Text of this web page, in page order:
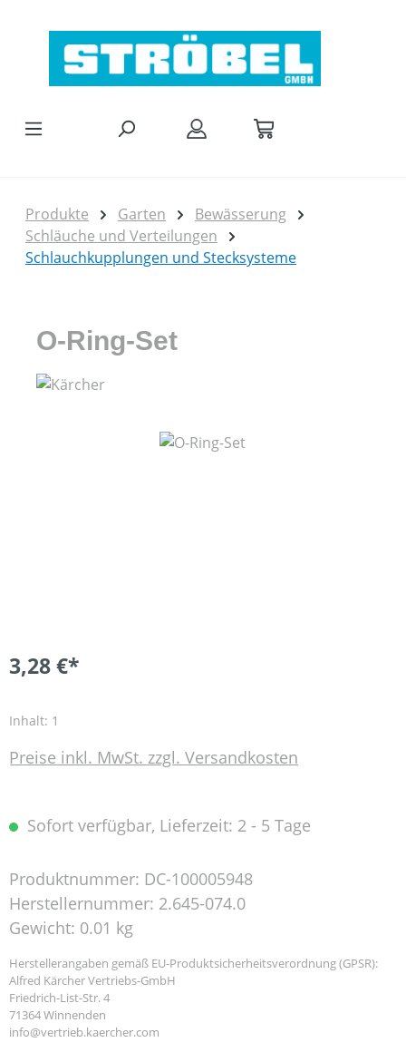
Produkte Garten
Bewässerung
Schläuche und Verteilungen
Schlauchkupplungen und Stecksysteme
O-Ring-Set
Bildergalerie überspringen
3,28 €*
Inhalt: 1
Preise inkl. MwSt. zzgl. Versandkosten
Sofort verfügbar, Lieferzeit: 2 - 5 Tage
Produktnummer: DC-100005948
Herstellernummer: 2.645-074.0
Gewicht: 0.01 kg
Herstellerangaben gemäß EU-Produktsicherheitsverordnung (GPSR):
Alfred Kärcher Vertriebs-GmbH
Friedrich-List-Str. 4
71364 Winnenden
info@vertrieb.kaercher.com